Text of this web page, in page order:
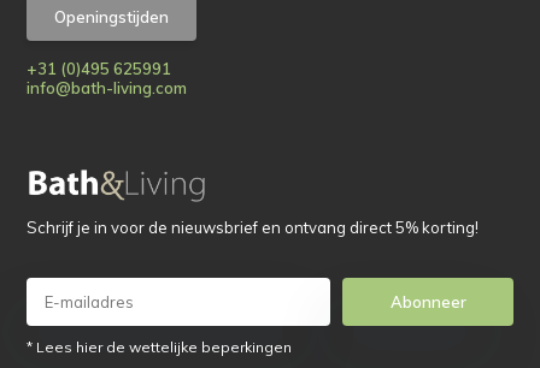
Openingstijden
+31 (0)495 625991
info@bath-living.com
Schrijf je in voor de nieuwsbrief en ontvang direct 5% korting!
Abonneer
* Lees hier de wettelijke beperkingen